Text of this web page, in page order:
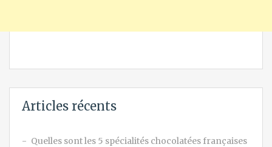
Articles récents
Quelles sont les 5 spécialités chocolatées françaises